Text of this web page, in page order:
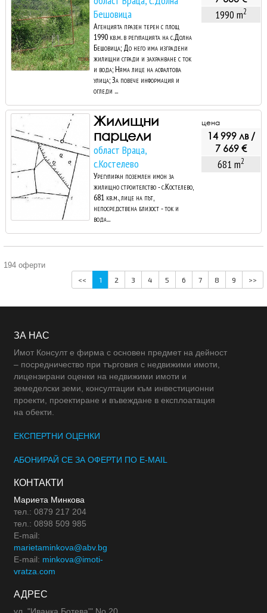
Бешовица
Агенцията празен терен с площ
1990 кв.м. в регулацията на с.Долна
Бешовица; До него има изградени
жилищни сгради и захранване с ток
и вода; Няма лице на асфалтова
улица; За повече информация и
огледи ...
1990 m2
Жилищни
парцели
област Враца,
с.Костелево
Урегулиран поземлен имон за
жилищно строителство - с.Костелево,
681 кв.м., лице на път,
непосредствена близост - ток и
вода...
цена
14 999 лв /
7 669 €
681 m2
194 оферти
<< 1 2 3 4 5 6 7 8 9 >>
ЗА НАС
Имот Консулт е фирма с основен предмет на дейност
– посредничество при търговия с недвижими имоти,
лицензирани оценки на недвижими имоти и
земеделски земи, консултации към инвестиционни
проекти, проектиране и въвеждане в експлоатация
на обекти.
ЕКСПЕРТНИ ОЦЕНКИ
АБОНИРАЙ СЕ ЗА ОФЕРТИ ПО E-MAIL
КОНТАКТИ
Мариета Минкова
тел.: 0879 217 204
тел.: 0898 509 985
E-mail:
marietaminkova@abv.bg
E-mail: minkova@imoti-
vratza.com
АДРЕС